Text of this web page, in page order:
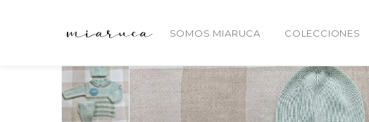
SOMOS MIARUCA COLECCIONES